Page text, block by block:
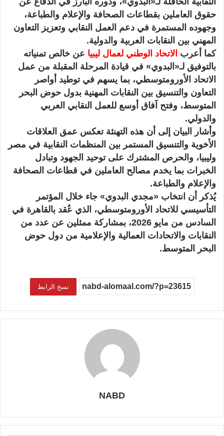
حقوق العاملين بقطاعات الصحافة والإعلام والطباعة،
وجهوده المستمرة في دعم العمل النقابي وتعزيز التعاون
المهني بين النقابات العربية والدولية.
كما أعرب الاتحاد الوطني لعمال ليبيا عن خالص تمنياته
بالتوفيق لـ«البدوي» في قيادة المرحلة المقبلة من عمل
الاتحاد الأورومتوسطي، بما يسهم في توطيد أواصر
التعاون والتنسيق بين النقابات المهنية بدول حوض البحر
المتوسط، وفتح آفاق أوسع للعمل النقابي العربي
والدولي.
وأشار البيان إلى أن هذه التهنئة تعكس عمق العلاقات
الأخوية والتنسيق المستمر بين المنظمات النقابية في مصر
وليبيا، والحرص المشترك على توحيد الجهود وتبادل
الخبرات بما يخدم مصالح العاملين في قطاعات الصحافة
والإعلام والطباعة.
يُذكر أن انتخاب «مجدي البدوي» جاء خلال المؤتمر
التأسيسي للاتحاد الأورومتوسطي، الذي عُقد بالقاهرة في
السادس من مايو 2026، بمشاركة ممثلين عن عدد من
النقابات والاتحادات العمالية والإعلامية من دول حوض
البحر المتوسط.
نسخ الرابط
NABD